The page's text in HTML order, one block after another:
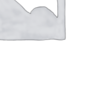
أنواع الموارد